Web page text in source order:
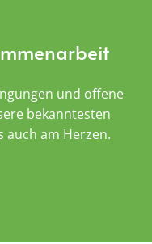
und offene
bekanntesten
auch am Herzen.